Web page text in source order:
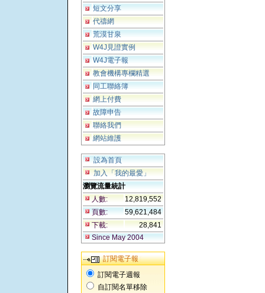
短文分享
代禱網
荒漠甘泉
W4J見證實例
W4J電子報
教會機構專欄精選
同工聯絡簿
網上付費
故障申告
聯絡我們
網站維護
設為首頁
加入「我的最愛」
瀏覽流量統計
人數:
12,819,552
頁數:
59,621,484
下載:
28,841
Since May 2004
訂閱電子報
訂閱電子週報
自訂閱名單移除